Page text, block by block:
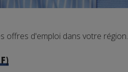
offres d'emploi dans votre région.